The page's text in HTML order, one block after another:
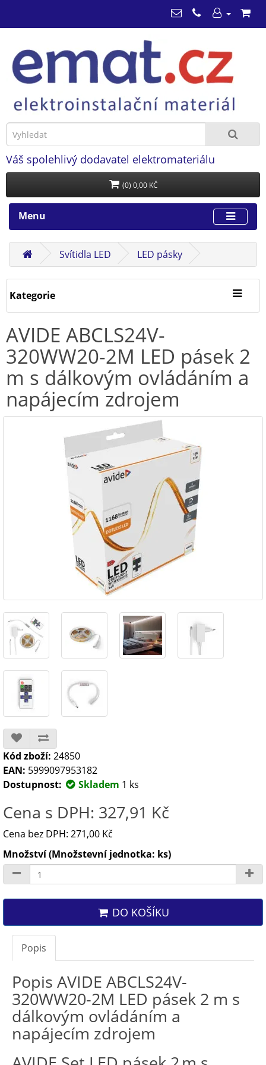
Váš spolehlivý dodavatel elektromateriálu
(0) 0,00 KČ
Menu
Svítidla LED LED pásky
Kategorie
AVIDE ABCLS24V-
320WW20-2M LED pásek 2
m s dálkovým ovládáním a
napájecím zdrojem
Kód zboží: 24850
EAN: 5999097953182
Dostupnost:
Skladem 1 ks
Cena s DPH: 327,91 Kč
Cena bez DPH: 271,00 Kč
Množství (Množstevní jednotka: ks)
DO KOŠÍKU
Popis
Popis AVIDE ABCLS24V-
320WW20-2M LED pásek 2 m s
dálkovým ovládáním a
napájecím zdrojem